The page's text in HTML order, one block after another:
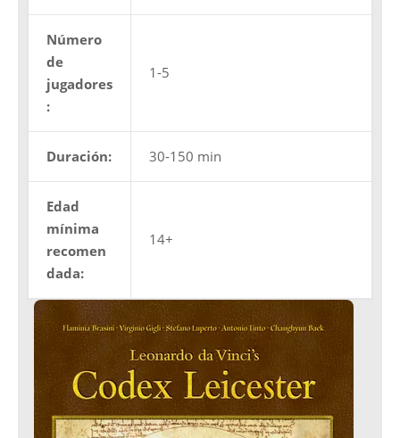
Número
de
jugadores
:
1-5
Duración: 30-150 min
Edad
mínima
recomen
dada:
14+